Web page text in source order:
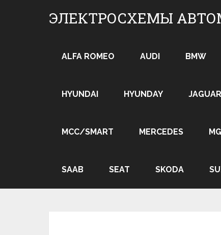
ЭЛЕКТРОСХЕМЫ
ALFA ROMEO AUDI BMW
HYUNDAI HYUNDAY JAGUAR
MCC/SMART MERCEDES MG
SAAB SEAT SKODA